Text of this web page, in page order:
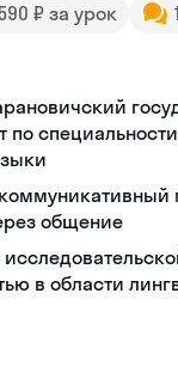
₽ за урок
по
коммуникативный
общение
в области